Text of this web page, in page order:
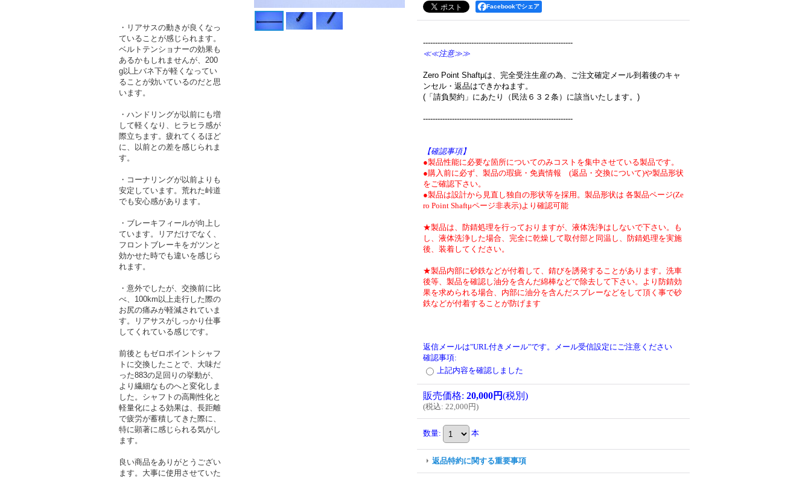
・リアサスの動きが良くなっ
ていることが感じられます。
ベルトテンショナーの効果も
あるかもしれませんが、200
g以上バネ下が軽くなってい
ることが効いているのだと思
います。
・ハンドリングが以前にも増
して軽くなり、ヒラヒラ感が
際立ちます。疲れてくるほど
に、以前との差を感じられま
す。
・コーナリングが以前よりも
安定しています。荒れた峠道
でも安心感があります。
・ブレーキフィールが向上し
ています。リアだけでなく、
フロントブレーキをガツンと
効かせた時でも違いを感じら
れます。
・意外でしたが、交換前に比
べ、100km以上走行した際の
お尻の痛みが軽減されていま
す。リアサスがしっかり仕事
してくれている感じです。
前後ともゼロポイントシャフ
トに交換したことで、大味だ
った883の足回りの挙動が、
より繊細なものへと変化しま
した。シャフトの高剛性化と
軽量化による効果は、長距離
で疲労が蓄積してきた際に、
特に顕著に感じられる気がし
ます。
良い商品をありがとうござい
ます。大事に使用させていた
Facebookでシェア
--------------------------------------------------------------
≪≪注意≫≫
Zero Point Shaftμは、完全受注生産の為、ご注文確定メール到着後のキャ
ンセル・返品はできかねます。
(「請負契約」にあたり（民法６３２条）に該当いたします。)
--------------------------------------------------------------
【確認事項】
●製品性能に必要な箇所についてのみコストを集中させている製品です。
●購入前に必ず、製品の瑕疵・免責情報 (返品・交換について)や製品形状
をご確認下さい。
●製品は設計から見直し独自の形状等を採用。製品形状は 各製品ページ(Ze
ro Point Shaftμページ非表示)より確認可能
★製品は、防錆処理を行っておりますが、液体洗浄はしないで下さい。も
し、液体洗浄した場合、完全に乾燥して取付部と同温し、防錆処理を実施
後、装着してください。
★製品内部に砂鉄などが付着して、錆びを誘発することがあります。洗車
後等、製品を確認し油分を含んだ綿棒などで除去して下さい。より防錆効
果を求められる場合、内部に油分を含んだスプレーなどをして頂く事で砂
鉄などが付着することが防げます
返信メールは"URL付きメール"です。メール受信設定にご注意ください
確認事項:
上記内容を確認しました
販売価格: 20,000円(税別)
(税込: 22,000円)
数量: 本
返品特約に関する重要事項